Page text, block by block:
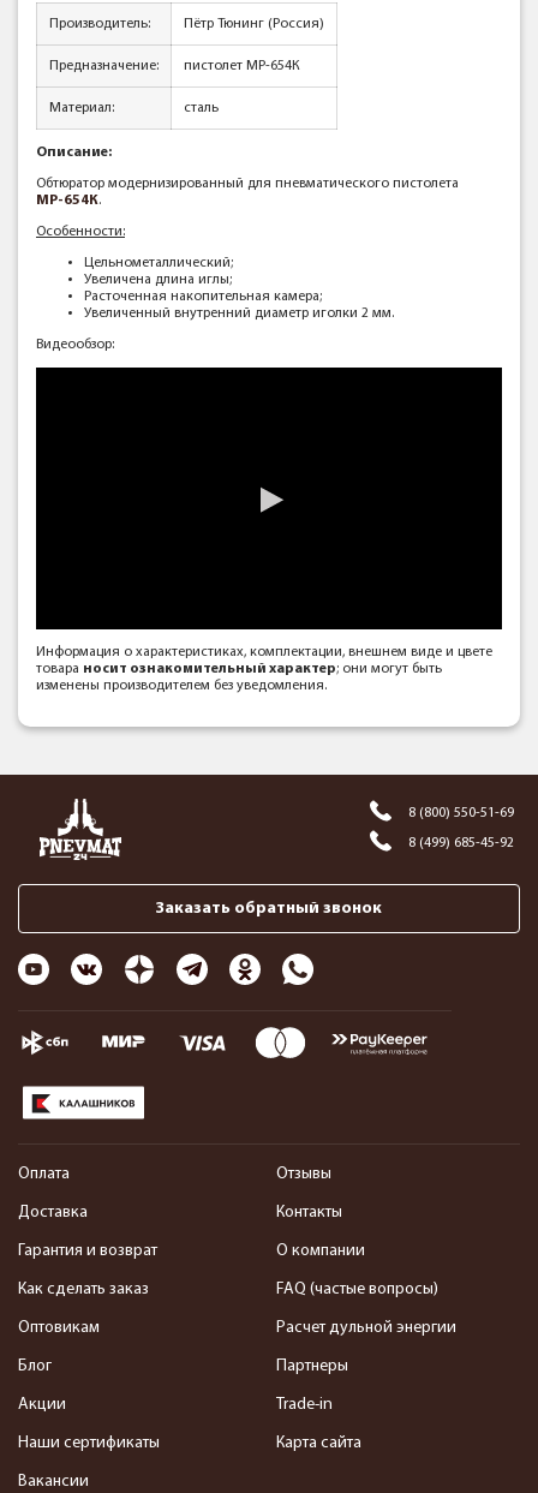
Производитель: Пётр Тюнинг (Россия)
Предназначение: пистолет МР-654К
Материал: сталь
Описание:
Обтюратор модернизированный для пневматического пистолета
МР-654К.
Особенности:
Цельнометаллический;
Увеличена длина иглы;
Расточенная накопительная камера;
Увеличенный внутренний диаметр иголки 2 мм.
Видеообзор:
Информация о характеристиках, комплектации, внешнем виде и цвете
товара носит ознакомительный характер; они могут быть
изменены производителем без уведомления.
8 (800) 550-51-69
8 (499) 685-45-92
Заказать обратный звонок
Оплата
Доставка
Гарантия и возврат
Как сделать заказ
Оптовикам
Блог
Акции
Наши сертификаты
Вакансии
Отзывы
Контакты
О компании
FAQ (частые вопросы)
Расчет дульной энергии
Партнеры
Trade-in
Карта сайта